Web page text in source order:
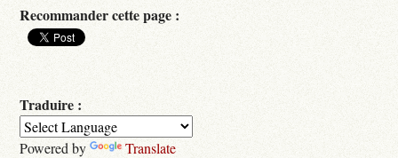
Recommander cette page :
Traduire :
Powered by Translate